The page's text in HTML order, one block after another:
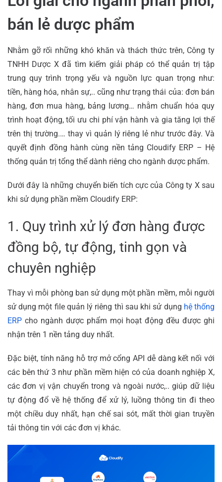
bán lẻ dược phẩm
Nhằm gỡ rối những khó khăn và thách thức trên, Công ty
TNHH Dược X đã tìm kiếm giải pháp có thể quản trị tập
trung quy trình trọng yếu và nguồn lực quan trọng như:
tiền, hàng hóa, nhân sự,.. cũng như trạng thái của: đơn bán
hàng, đơn mua hàng, bảng lương… nhằm chuẩn hóa quy
trình hoạt động, tối ưu chi phí vận hành và gia tăng lợi thế
trên thị trường.… thay vì quản lý riêng lẻ như trước đây. Và
quyết định đồng hành cùng nền tảng Cloudify ERP – Hệ
thống quản trị tổng thể dành riêng cho ngành dược phẩm.
Dưới đây là những chuyển biến tích cực của Công ty X sau
khi sử dụng phần mềm Cloudify ERP:
1. Quy trình xử lý đơn hàng được
đồng bộ, tự động, tinh gọn và
chuyên nghiệp
Thay vì mỗi phòng ban sử dụng một phần mềm, mỗi người
sử dụng một file quản lý riêng thì sau khi sử dụng hệ thống
ERP cho ngành dược phẩm mọi hoạt động đều được ghi
nhận trên 1 nền tảng duy nhất.
Đặc biệt, tính năng hỗ trợ mở cổng API dễ dàng kết nối với
các bên thứ 3 như phần mềm hiện có của doanh nghiệp X,
các đơn vị vận chuyển trong và ngoài nước,.. giúp dữ liệu
tự động đổ về hệ thống để xử lý, luồng thông tin đi theo
một chiều duy nhất, hạn chế sai sót, mất thời gian truyền
tải thông tin với các đơn vị khác.